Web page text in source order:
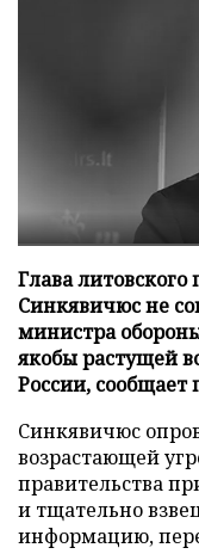
Глава
Синкявичюс не
министра
якобы растущей
России, сообщает
Синкявичюс
возрастающей
правительства
и тщательно
информацию,